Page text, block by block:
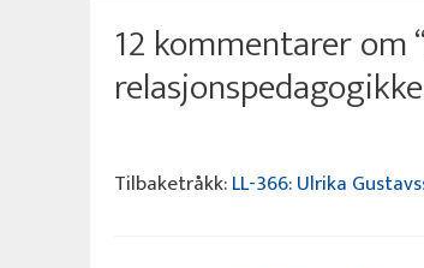
12 kommentarer om
Tilbaketråkk:LL-366: Ulrika